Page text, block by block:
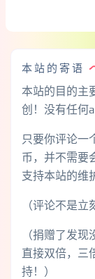
本站的寄语
本站的目的主
创！没有任何
只要你评论一
币，并不需要
支持本站的维
（评论不是立
（捐赠了发
直接双倍，三
持！）